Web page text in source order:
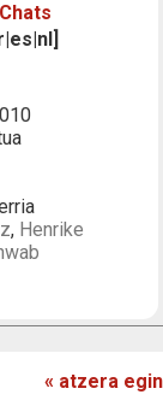
, Henrike
« atzera egin